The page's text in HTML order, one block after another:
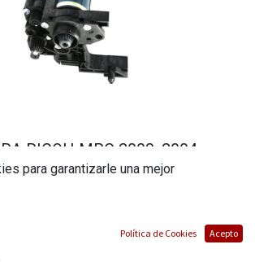
RICOH MPC 2003, 2004,
DRPRMPC2003
para garantizarle una mejor
Política de Cookies Acepto